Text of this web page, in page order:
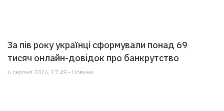
За пів року українці сформували понад 69
тисяч онлайн-довідок про банкрутство
6 серпня 2026, 17:49 • Новини